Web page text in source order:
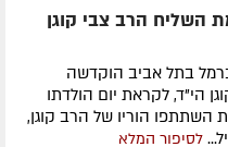
השליח הרב צבי קוגן
בתל אביב הוקדשה
הי"ד, לקראת יום הולדתו
השתתפו הוריו של הרב קוגן,
לסיפור המלא